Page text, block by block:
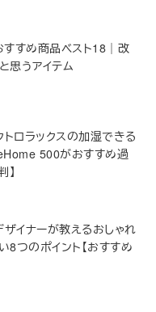
すすめ商品ベスト18｜改
思うアイテム
トロラックスの加湿できる
500がおすすめ過
】
ザイナーが教えるおしゃれ
8つのポイント【おすすめ